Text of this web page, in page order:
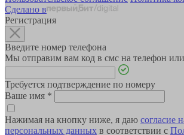
Сделано в
Регистрация
Введите номер телефона
Мы отправим вам код в смс на телефон
Требуется подтверждение по номеру
Ваше имя *
Нажимая на кнопку ниже, я даю согласие
персональных данных в соответствии с